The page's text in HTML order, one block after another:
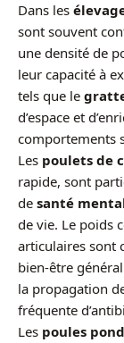
Dans les
sont souvent
une densité de
leur capacité à
tels que le
d’espace et
comportements
Les poulets de
rapide, sont
de santé
de vie. Le poids
articulaires sont
bien-être
la propagation
fréquente
Les poules